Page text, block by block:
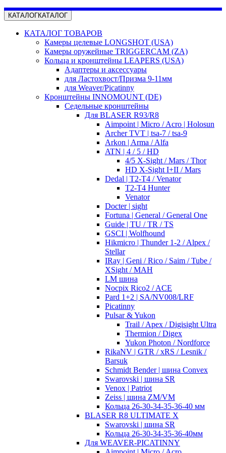
КАТАЛОГКАТАЛОГ
КАТАЛОГ ТОВАРОВ
Камеры целевые LONGSHOT (USA)
Камеры оружейные TRIGGERCAM (ZA)
Кольца и кронштейны LEAPERS (USA)
Адаптеры и аксессуары
для Ластохвост/Призма 9-11мм
для Weaver/Picatinny
Кронштейны INNOMOUNT (DE)
Седельные кронштейны
Для BLASER R93/R8
Aimpoint | Micro / Acro | Holosun
Archer TVT | tsa-7 / tsa-9
Arkon | Arma / Alfa
ATN | 4 / 5 / HD
4/5 X-Sight / Mars / Thor
HD X-Sight I+II / Mars
Dedal | T2-T4 / Venator
T2-T4 Hunter
Venator
Docter | sight
Fortuna | General / General One
Guide | TU / TR / TS
GSCI | Wolfhound
Hikmicro | Thunder 1-2 / Alpex /
Stellar
IRay | Geni / Rico / Saim / Tube /
XSight / MAH
LM шина
Nocpix Rico2 / ACE
Pard 1+2 | SA/NV008/LRF
Picatinny
Pulsar & Yukon
Trail / Apex / Digisight Ultra
Thermion / Digex
Yukon Photon / Nordforce
RikaNV | GTR / xRS / Lesnik /
Barsuk
Schmidt Bender | шина Convex
Swarovski | шина SR
Venox | Patriot
Zeiss | шина ZM/VM
Кольца 26-30-34-35-36-40 мм
BLASER R8 ULTIMATE X
Swarovski | шина SR
Кольца 26-30-34-35-36-40мм
Для WEAVER-PICATINNY